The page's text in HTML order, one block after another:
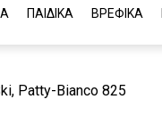
ΠΑΙΔΙΚΆ ΒΡΕΦΙΚΆ
Patty-Bianco 825